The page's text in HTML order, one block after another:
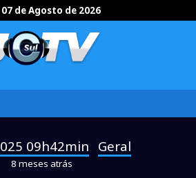
de Agosto de 2026
09h42min Geral
8 meses atrás